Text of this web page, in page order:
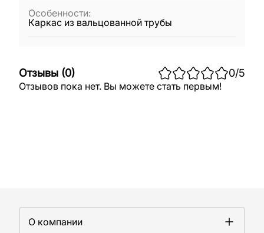
Особенности:
Каркас из вальцованной трубы
Отзывы (0) 0/5
Отзывов пока нет. Вы можете стать первым!
О компании